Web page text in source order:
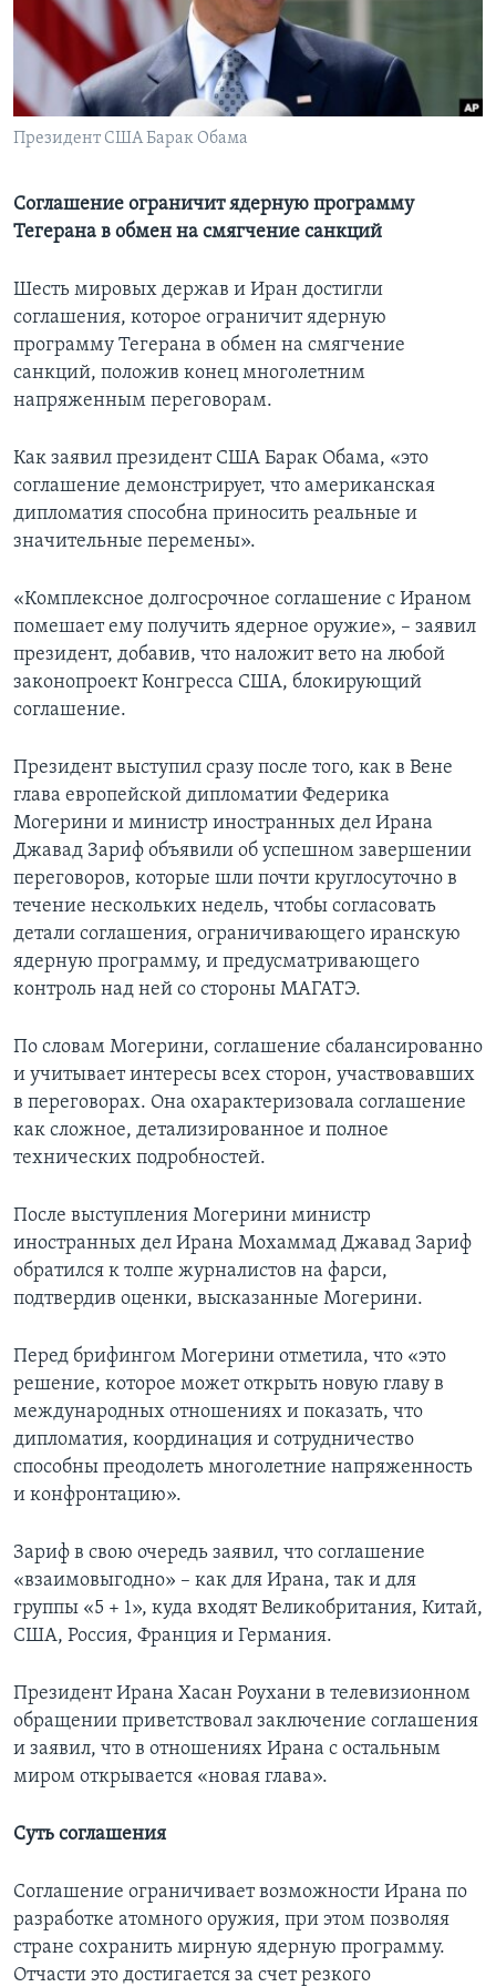
Learning English
СОЦИАЛЬНЫЕ СЕТИ
Языки
Президент США Барак Обама
Соглашение ограничит ядерную программу
Тегерана в обмен на смягчение санкций
Шесть мировых держав и Иран достигли
соглашения, которое ограничит ядерную
программу Тегерана в обмен на смягчение
санкций, положив конец многолетним
напряженным переговорам.
Как заявил президент США Барак Обама, «это
соглашение демонстрирует, что американская
дипломатия способна приносить реальные и
значительные перемены».
«Комплексное долгосрочное соглашение с Ираном
помешает ему получить ядерное оружие», – заявил
президент, добавив, что наложит вето на любой
законопроект Конгресса США, блокирующий
соглашение.
Президент выступил сразу после того, как в Вене
глава европейской дипломатии Федерика
Могерини и министр иностранных дел Ирана
Джавад Зариф объявили об успешном завершении
переговоров, которые шли почти круглосуточно в
течение нескольких недель, чтобы согласовать
детали соглашения, ограничивающего иранскую
ядерную программу, и предусматривающего
контроль над ней со стороны МАГАТЭ.
По словам Могерини, соглашение сбалансированно
и учитывает интересы всех сторон, участвовавших
в переговорах. Она охарактеризовала соглашение
как сложное, детализированное и полное
технических подробностей.
После выступления Могерини министр
иностранных дел Ирана Мохаммад Джавад Зариф
обратился к толпе журналистов на фарси,
подтвердив оценки, высказанные Могерини.
Перед брифингом Могерини отметила, что «это
решение, которое может открыть новую главу в
международных отношениях и показать, что
дипломатия, координация и сотрудничество
способны преодолеть многолетние напряженность
и конфронтацию».
Зариф в свою очередь заявил, что соглашение
«взаимовыгодно» – как для Ирана, так и для
группы «5 + 1», куда входят Великобритания, Китай,
США, Россия, Франция и Германия.
Президент Ирана Хасан Роухани в телевизионном
обращении приветствовал заключение соглашения
и заявил, что в отношениях Ирана с остальным
миром открывается «новая глава».
Суть соглашения
Соглашение ограничивает возможности Ирана по
разработке атомного оружия, при этом позволяя
стране сохранить мирную ядерную программу.
Отчасти это достигается за счет резкого